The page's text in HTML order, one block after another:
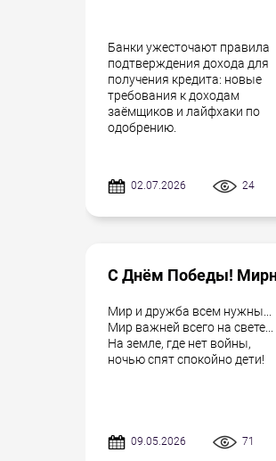
Банки ужесточают правила
подтверждения дохода для
получения кредита: новые
требования к доходам
заёмщиков и лайфхаки по
одобрению.
02.07.2026 24
С Днём Победы!
Мир и дружба всем нужны...
Мир важней всего на свете...
На земле, где нет войны,
ночью спят спокойно дети!
09.05.2026 71